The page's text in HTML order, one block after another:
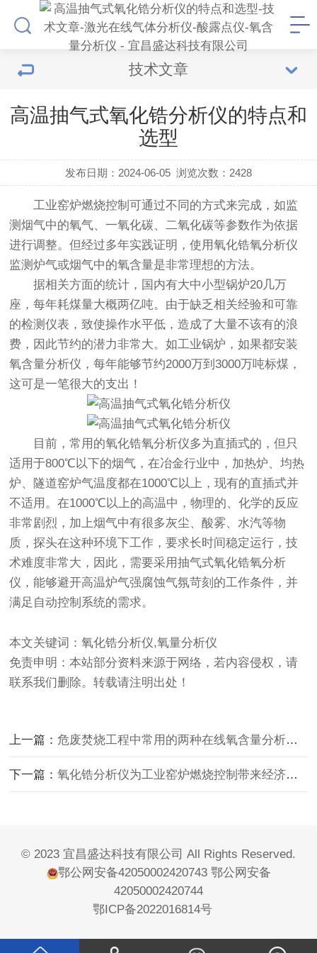
技术文章
高温抽气式氧化锆分析仪的特点和
选型
发布日期：2024-06-05 浏览次数： 2428
工业窑炉燃烧控制可通过不同的方式来完成，如监
测烟气中的氧气、一氧化碳、二氧化碳等参数作为依据
进行调整。但经过多年实践证明，使用氧化锆氧分析仪
监测炉气或烟气中的氧含量是非常理想的方法。
据相关方面的统计，国内有大中小型锅炉20几万
座，每年耗煤量大概两亿吨。由于缺乏相关经验和可靠
的检测仪表，致使操作水平低，造成了大量不该有的浪
费，因此节约的潜力非常大。如工业锅炉，如果都安装
氧含量分析仪，每年能够节约2000万到3000万吨标煤，
这可是一笔很大的支出！
目前，常用的氧化锆氧分析仪多为直插式的，但只
适用于800℃以下的烟气，在冶金行业中，加热炉、均热
炉、隧道窑炉气温度都在1000℃以上，现有的直插式并
不适用。在1000℃以上的高温中，物理的、化学的反应
非常剧烈，加上烟气中有很多灰尘、酸雾、水汽等物
质，探头在这种环境下工作，要求长时间稳定运行，技
术难度非常大，因此，需要采用抽气式氧化锆氧分析
仪，能够避开高温炉气强腐蚀气氛苛刻的工作条件，并
满足自动控制系统的需求。
本文关键词：氧化锆分析仪,氧量分析仪
免责申明：本站部分资料来源于网络，若内容侵权，请
联系我们删除。转载请注明出处！
上一篇：危废焚烧工程中常用的两种在线氧含量分析仪介绍
下一篇：氧化锆分析仪为工业窑炉燃烧控制带来经济效益和社会效益
© 2023 宜昌盛达科技有限公司 All Rights Reserved.
鄂公网安备42050002420743 鄂公网安备
42050002420744
鄂ICP备2022016814号